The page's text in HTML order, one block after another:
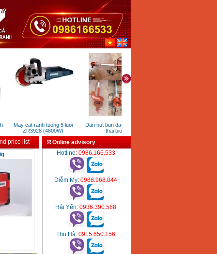
May cat ranh tuong 5 luoi
ZR3928 (4800W)
Dan hut bun dat cat soi chat
thai biogas
price list
Online advisory
Hotline: 0986.166.533
Diễm My: 0988.968.044
Hải Yến: 0936.390.588
Thu Hà: 0915.650.156